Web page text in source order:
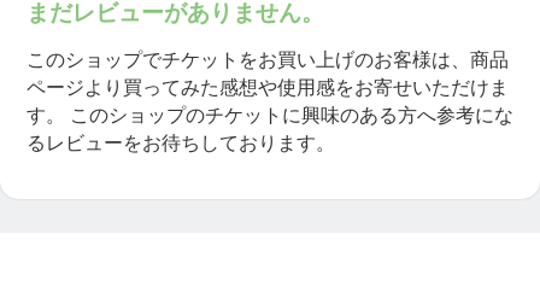
まだレビューがありません。
このショップでチケットをお買い上げのお客様は、商品
ページより買ってみた感想や使用感をお寄せいただけま
す。
このショップのチケットに興味のある方へ参考にな
るレビューをお待ちしております。